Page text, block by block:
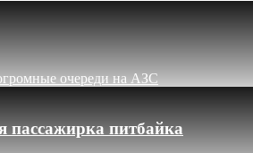
очереди на АЗС
пассажирка питбайка